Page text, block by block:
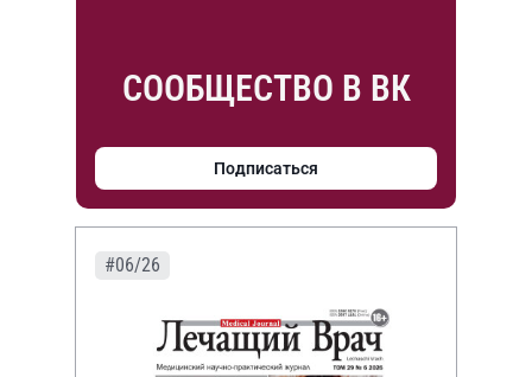
СООБЩЕСТВО В ВК
Подписаться
#06/26